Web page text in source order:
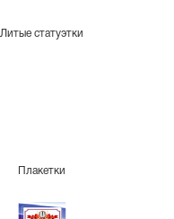
Литые статуэтки
Плакетки